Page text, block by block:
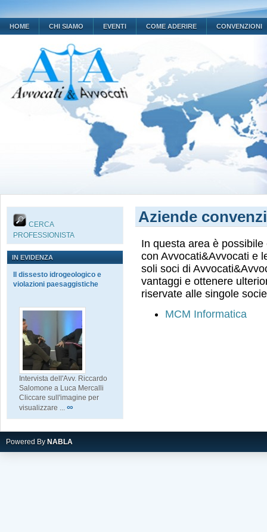
HOME CHI SIAMO EVENTI COME ADERIRE CONVENZIONI
CERCA
PROFESSIONISTA
IN EVIDENZA
Il dissesto idrogeologico e
violazioni paesaggistiche
Intervista dell'Avv. Riccardo
Salomone a Luca Mercalli
Cliccare sull'imagine per
visualizzare ... ∞
Aziende
In questa area è
con Avvocati&Avvocati e
soli soci di
vantaggi e ottenere
riservate alle singole
MCM Informatica
Powered By NABLA